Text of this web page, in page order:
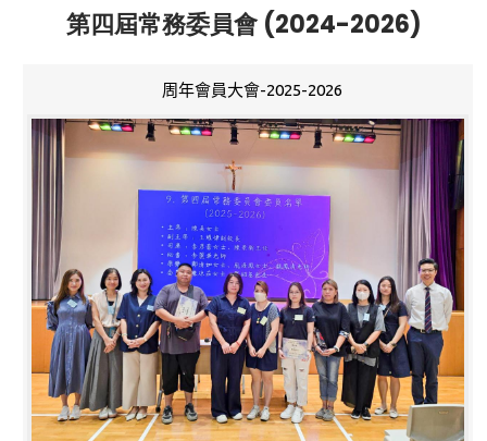
第四屆常務委員會 (2024-2026)
周年會員大會-2025-2026